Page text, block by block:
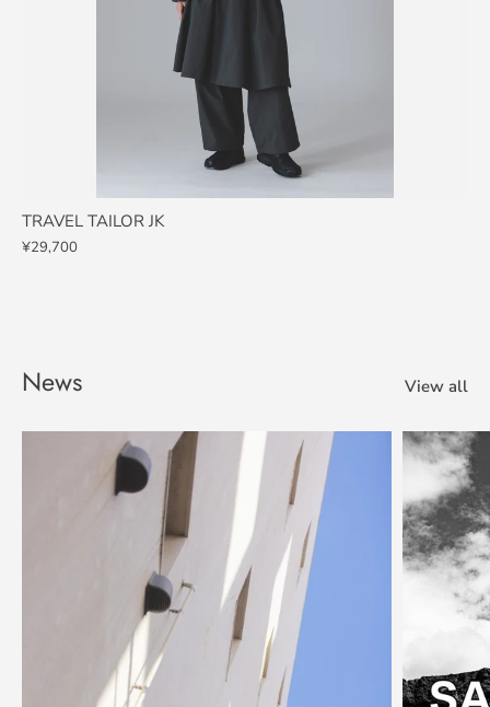
TRAVEL TAILOR JK
¥29,700
News View all